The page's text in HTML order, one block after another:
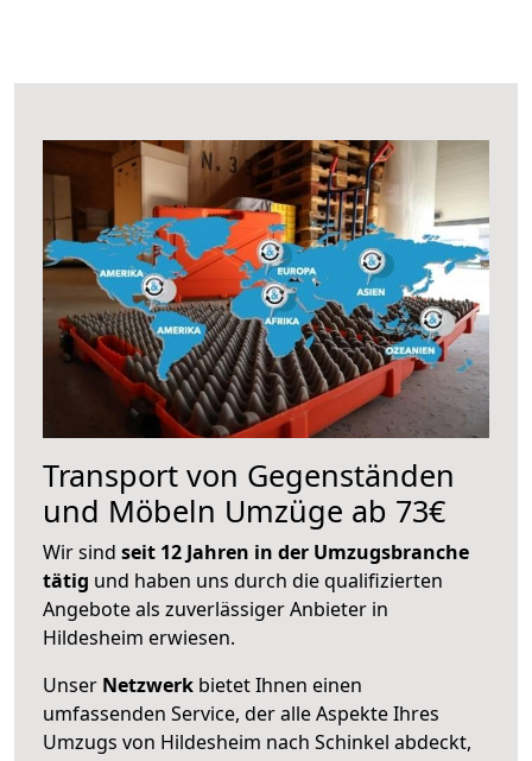
Transport von Gegenständen
und Möbeln Umzüge ab 73€
Wir sind seit 12 Jahren in der Umzugsbranche
tätig und haben uns durch die qualifizierten
Angebote als zuverlässiger Anbieter in
Hildesheim erwiesen.
Unser Netzwerk bietet Ihnen einen
umfassenden Service, der alle Aspekte Ihres
Umzugs von Hildesheim nach Schinkel abdeckt,